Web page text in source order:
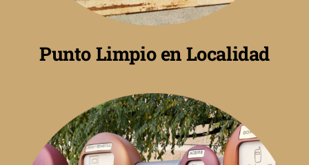
Punto Limpio en Localidad